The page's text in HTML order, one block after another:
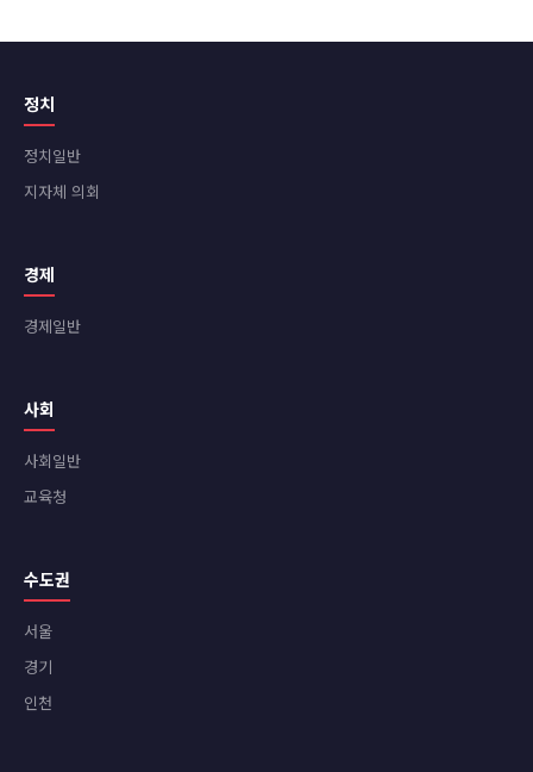
정치
정치일반
지자체 의회
경제
경제일반
사회
사회일반
교육청
수도권
서울
경기
인천